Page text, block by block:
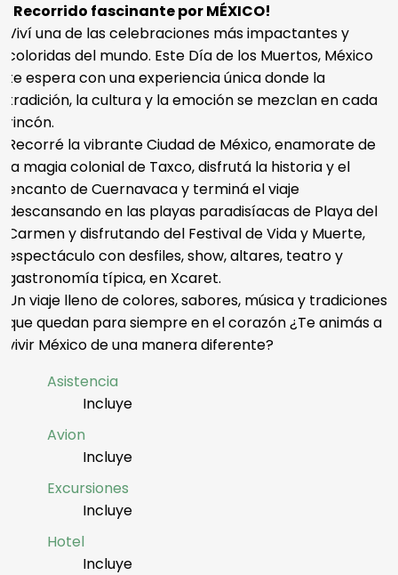
fascinante por MÉXICO!
una de las celebraciones más impactantes y
del mundo. Este Día de los Muertos, México
espera con una experiencia única donde la
la cultura y la emoción se mezclan en cada
la vibrante Ciudad de México, enamorate de
magia colonial de Taxco, disfrutá la historia y el
de Cuernavaca y terminá el viaje
en las playas paradisíacas de Playa del
y disfrutando del Festival de Vida y Muerte,
con desfiles, show, altares, teatro y
típica, en Xcaret.
viaje lleno de colores, sabores, música y tradiciones
quedan para siempre en el corazón ¿Te animás a
México de una manera diferente?
Asistencia
Incluye
Avion
Incluye
Excursiones
Incluye
Hotel
Incluye